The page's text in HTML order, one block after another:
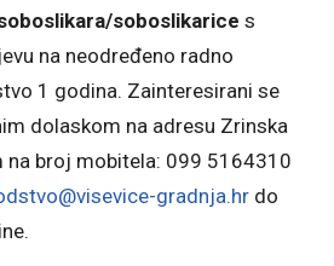
soboslikarice s
na neodređeno radno
1 godina. Zainteresirani se
dolaskom na adresu Zrinska
na broj mobitela: 099 5164310
gradnja.hr do